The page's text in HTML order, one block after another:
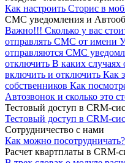
Как настроить Сторис в
СМС уведомления и
Важно!!! Сколько у вас
отправлять СМС от
отправляются СМС
отключить В каких случаях
включить и отключить Как
собственников Как
Автозвонок и сколько это
Тестовый доступ в CRM-
Тестовый доступ в CRM-
Сотрудничество с нами
Как можно посотрудничать?
Расчет квартплаты в CRM-